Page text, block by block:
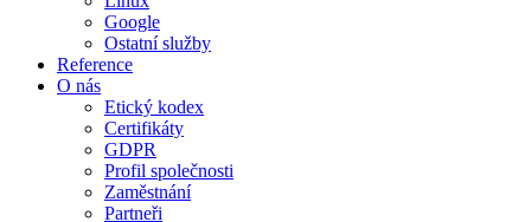
Google
Ostatní služby
Reference
O nás
Etický kodex
Certifikáty
GDPR
Profil společnosti
Zaměstnání
Partneři